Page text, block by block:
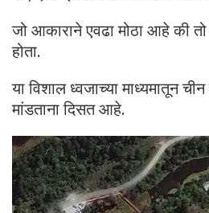
जो आकाराने एवढा मोठा आहे की
होता.
या विशाल ध्वजाच्या माध्यमातून
मांडताना दिसत आहे.